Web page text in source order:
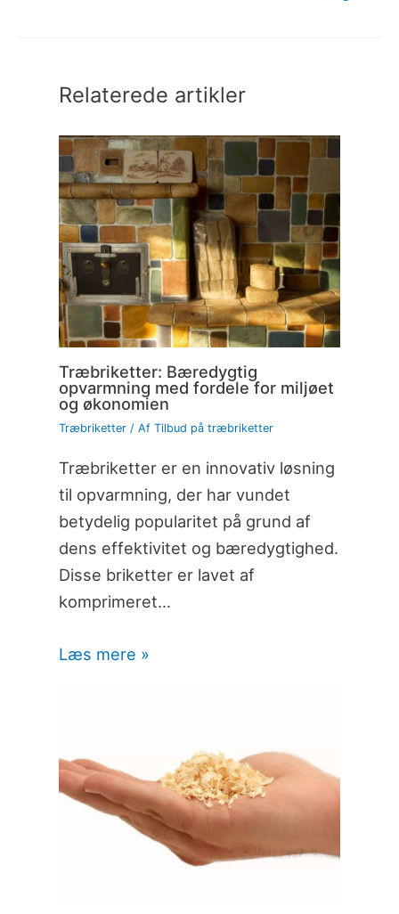
Relaterede artikler
Træbriketter: Bæredygtig
opvarmning med fordele for miljøet
og økonomien
Træbriketter/ Af Tilbud på træbriketter
Træbriketter er en innovativ løsning
til opvarmning, der har vundet
betydelig popularitet på grund af
dens effektivitet og bæredygtighed.
Disse briketter er lavet af
komprimeret…
Læs mere »